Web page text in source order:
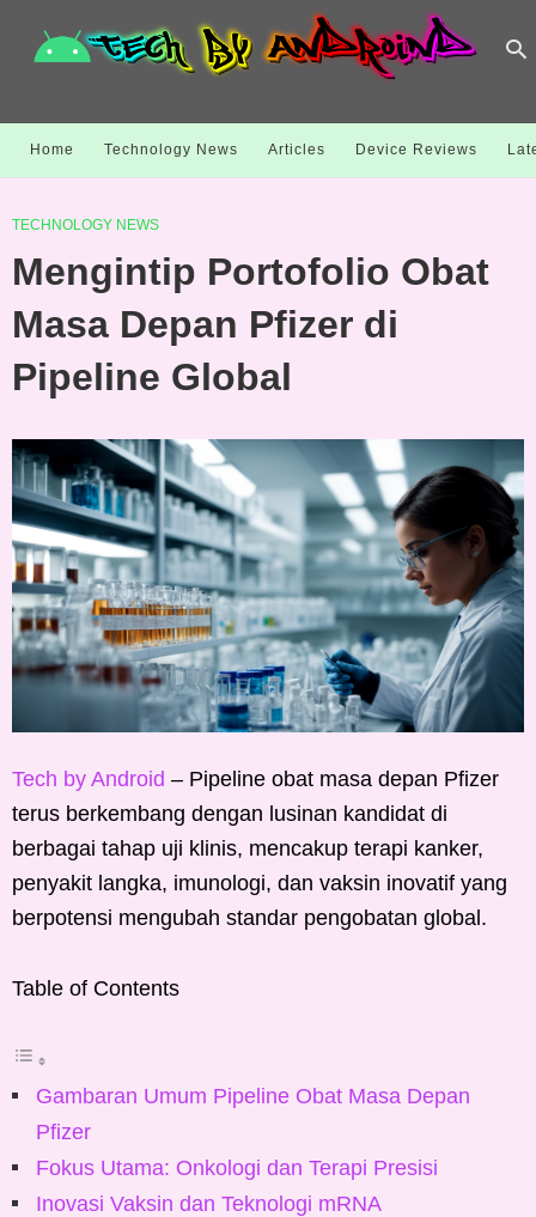
Home Technology News Articles Device Reviews
TECHNOLOGY NEWS
Mengintip Portofolio Obat
Masa Depan Pfizer di
Pipeline Global
Tech by Android – Pipeline obat masa depan Pfizer
terus berkembang dengan lusinan kandidat di
berbagai tahap uji klinis, mencakup terapi kanker,
penyakit langka, imunologi, dan vaksin inovatif yang
berpotensi mengubah standar pengobatan global.
Table of Contents
Gambaran Umum Pipeline Obat Masa Depan
Pfizer
Fokus Utama: Onkologi dan Terapi Presisi
Inovasi Vaksin dan Teknologi mRNA